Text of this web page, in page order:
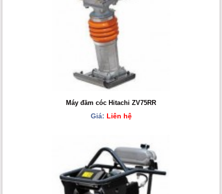
Máy đầm cóc Hitachi ZV75RR
Giá: Liên hệ